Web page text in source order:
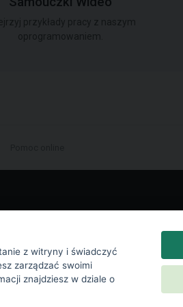
End User License
z witryny i świadczyć
zarządzać swoimi
znajdziesz w dziale o